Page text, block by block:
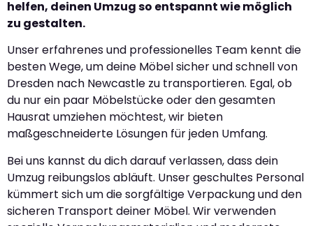
helfen, deinen Umzug so entspannt wie möglich
zu gestalten.
Unser erfahrenes und professionelles Team kennt die
besten Wege, um deine Möbel sicher und schnell von
Dresden nach Newcastle zu transportieren. Egal, ob
du nur ein paar Möbelstücke oder den gesamten
Hausrat umziehen möchtest, wir bieten
maßgeschneiderte Lösungen für jeden Umfang.
Bei uns kannst du dich darauf verlassen, dass dein
Umzug reibungslos abläuft. Unser geschultes Personal
kümmert sich um die sorgfältige Verpackung und den
sicheren Transport deiner Möbel. Wir verwenden